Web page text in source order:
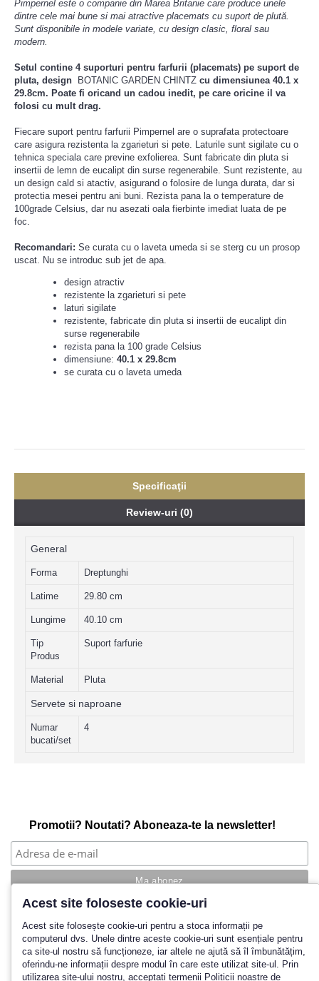
Pimpernel este o companie din Marea Britanie care produce unele
dintre cele mai bune si mai atractive placemats cu suport de plută.
Sunt disponibile in modele variate, cu design clasic, floral sau
modern.
Setul contine 4 suporturi pentru farfurii (placemats) pe suport de
pluta, design
BOTANIC GARDEN CHINTZ cu dimensiunea 40.1 x
29.8cm. Poate fi oricand un cadou inedit, pe care oricine il va
folosi cu mult drag.
Fiecare suport pentru farfurii Pimpernel are o suprafata protectoare
care asigura rezistenta la zgarieturi si pete. Laturile sunt sigilate cu o
tehnica speciala care previne exfolierea. Sunt fabricate din pluta si
insertii de lemn de eucalipt din surse regenerabile. Sunt rezistente, au
un design cald si atactiv, asigurand o folosire de lunga durata, dar si
protectia mesei pentru ani buni. Rezista pana la o temperature de
100grade Celsius, dar nu asezati oala fierbinte imediat luata de pe
foc.
Recomandari: Se curata cu o laveta umeda si se sterg cu un prosop
uscat. Nu se introduc sub jet de apa.
design atractiv
rezistente la zgarieturi si pete
laturi sigilate
rezistente, fabricate din pluta si insertii de eucalipt din
surse regenerabile
rezista pana la 100 grade Celsius
dimensiune: 40.1 x 29.8cm
se curata cu o laveta umeda
Specificaţii
Review-uri (0)
General
Forma Dreptunghi
Latime 29.80 cm
Lungime 40.10 cm
Tip
Produs
Suport farfurie
Material Pluta
Servete si naproane
Numar
bucati/set
4
Promotii? Noutati? Aboneaza-te la newsletter!
Povestea noastra
Cum cumpar?
Termeni si conditii
Politica de retur
Acest site foloseste cookie-uri
Acest site folosește cookie-uri pentru a stoca informații pe
computerul dvs. Unele dintre aceste cookie-uri sunt esențiale pentru
ca site-ul nostru să funcționeze, iar altele ne ajută să îl îmbunătățim,
oferindu-ne informații despre modul în care este utilizat site-ul. Prin
utilizarea site-ului nostru, acceptați termenii Politicii noastre de